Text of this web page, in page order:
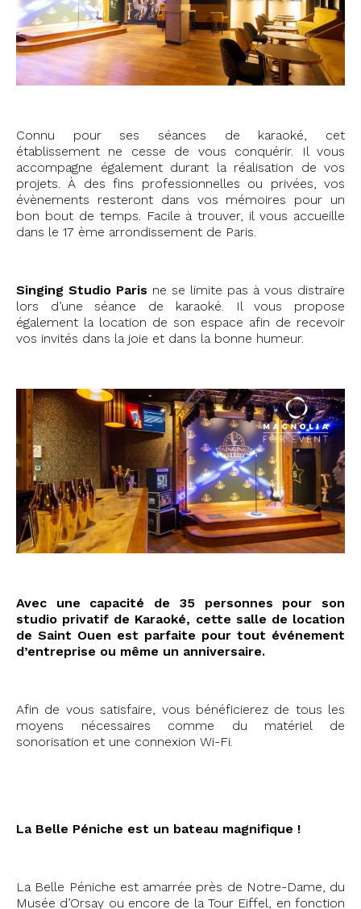
Connu pour ses séances de karaoké, cet
établissement ne cesse de vous conquérir. Il vous
accompagne également durant la réalisation de vos
projets. À des fins professionnelles ou privées, vos
évènements resteront dans vos mémoires pour un
bon bout de temps. Facile à trouver, il vous accueille
dans le 17 ème arrondissement de Paris.
Singing Studio Paris ne se limite pas à vous distraire
lors d’une séance de karaoké. Il vous propose
également la location de son espace afin de recevoir
vos invités dans la joie et dans la bonne humeur.
Avec une capacité de 35 personnes pour son
studio privatif de Karaoké, cette salle de location
de Saint Ouen est parfaite pour tout événement
d’entreprise ou même un anniversaire.
Afin de vous satisfaire, vous bénéficierez de tous les
moyens nécessaires comme du matériel de
sonorisation et une connexion Wi-Fi.
La Belle Péniche est un bateau magnifique !
La Belle Péniche est amarrée près de Notre-Dame, du
Musée d’Orsay ou encore de la Tour Eiffel, en fonction